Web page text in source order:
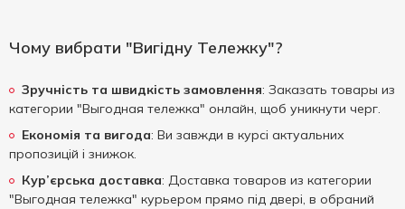
Чому вибрати "Вигідну Тележку"?
Зручність та швидкість замовлення: Заказать товары из
категории "Выгодная тележка" онлайн, щоб уникнути черг.
Економія та вигода: Ви завжди в курсі актуальних
пропозицій і знижок.
Кур’єрська доставка: Доставка товаров из категории
"Выгодная тележка" курьером прямо під двері, в обраний